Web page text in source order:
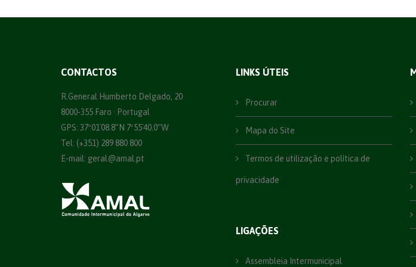
CONTACTOS
R.General Humberto Delgado, 20
8000-355 Faro · Portugal
GPS: 37º01´08.8”N 7º55´40.0”W
Tel: (+351) 289 880 800
E-mail: geral@amal.pt
LINKS ÚTEIS
Procurar
Mapa do Site
Termos de utilização e política de
privacidade
LIGAÇÕES
Assembleia Intermunicipal